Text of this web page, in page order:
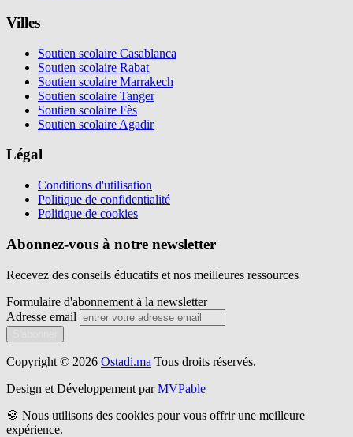
Villes
Soutien scolaire Casablanca
Soutien scolaire Rabat
Soutien scolaire Marrakech
Soutien scolaire Tanger
Soutien scolaire Fès
Soutien scolaire Agadir
Légal
Conditions d'utilisation
Politique de confidentialité
Politique de cookies
Abonnez-vous à notre newsletter
Recevez des conseils éducatifs et nos meilleures ressources
Formulaire d'abonnement à la newsletter
Adresse email
Copyright © 2026 Ostadi.ma Tous droits réservés.
Design et Développement par MVPable
🍪 Nous utilisons des cookies pour vous offrir une meilleure
expérience.